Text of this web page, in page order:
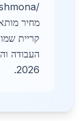
מחיר
קריית
העבודה
2026.